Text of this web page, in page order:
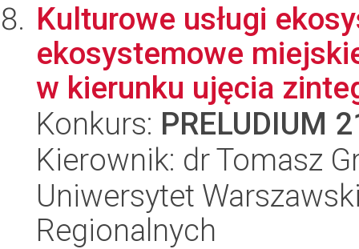
Kulturowe usługi
ekosystemowe
w kierunku ujęcia
Konkurs: PRELUDIUM
Kierownik: dr Tomasz
Uniwersytet
Regionalnych